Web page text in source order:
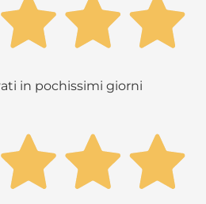
in pochissimi giorni